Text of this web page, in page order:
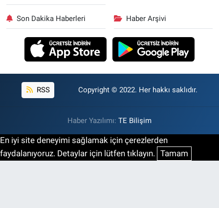
Son Dakika Haberleri Haber Arşivi
RSS Copyright © 2022. Her hakkı saklıdır.
Haber Yazılımı: TE Bilişim
En iyi site deneyimi sağlamak için çerezlerden
faydalanıyoruz. Detaylar için lütfen tıklayın. Tamam